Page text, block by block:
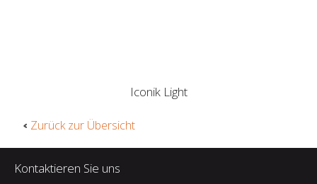
Iconik Light
Zurück zur Übersicht
Kontaktieren Sie uns